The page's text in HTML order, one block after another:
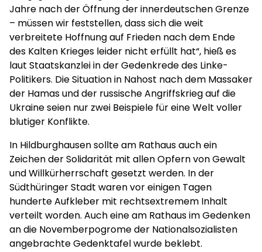
Jahre nach der Öffnung der innerdeutschen Grenze
– müssen wir feststellen, dass sich die weit
verbreitete Hoffnung auf Frieden nach dem Ende
des Kalten Krieges leider nicht erfüllt hat“, hieß es
laut Staatskanzlei in der Gedenkrede des Linke-
Politikers. Die Situation in Nahost nach dem Massaker
der Hamas und der russische Angriffskrieg auf die
Ukraine seien nur zwei Beispiele für eine Welt voller
blutiger Konflikte.
In Hildburghausen sollte am Rathaus auch ein
Zeichen der Solidarität mit allen Opfern von Gewalt
und Willkürherrschaft gesetzt werden. In der
Südthüringer Stadt waren vor einigen Tagen
hunderte Aufkleber mit rechtsextremem Inhalt
verteilt worden. Auch eine am Rathaus im Gedenken
an die Novemberpogrome der Nationalsozialisten
angebrachte Gedenktafel wurde beklebt.